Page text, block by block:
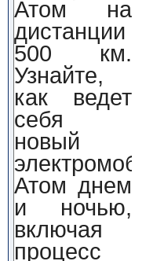
Атом на
дистанции
500 км.
Узнайте,
как ведет
себя
новый
электромобиль
Атом днем
и ночью,
включая
процесс